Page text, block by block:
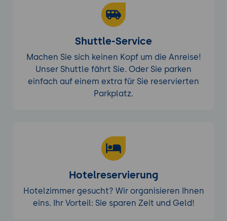
Shuttle-Service
Machen Sie sich keinen Kopf um die Anreise!
Unser Shuttle fährt Sie. Oder Sie parken
einfach auf einem extra für Sie reservierten
Parkplatz.
Hotelreservierung
Hotelzimmer gesucht? Wir organisieren Ihnen
eins. Ihr Vorteil: Sie sparen Zeit und Geld!